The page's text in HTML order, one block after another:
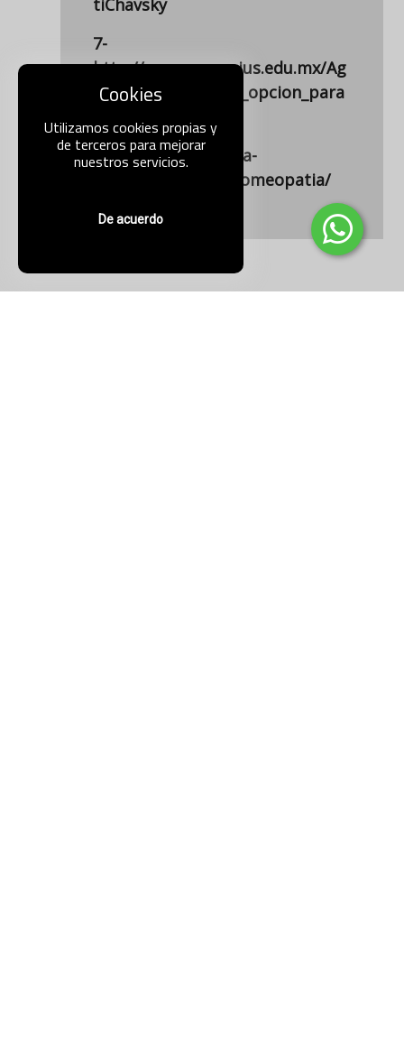
Cookies
Utilizamos cookies propias y
de terceros para mejorar
nuestros servicios.
De acuerdo
tiChavsky
7-
http://www.comenius.edu.mx/Ag
rohomeopatia_una_opcion_para
8-http://semh.org/la-
homeopatia/agrohomeopatia/